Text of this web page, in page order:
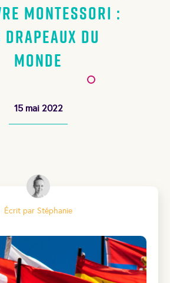
Montessori :
drapeaux du
Monde
15 mai 2022
Écrit par Stéphanie